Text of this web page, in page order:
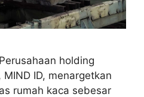
holding
ID, menargetkan
rumah kaca sebesar